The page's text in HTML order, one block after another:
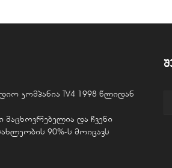
კომპანია TV4 1998 წლიდან
მაცხოვრებელია და ჩვენი
90%-ს მოიცავს